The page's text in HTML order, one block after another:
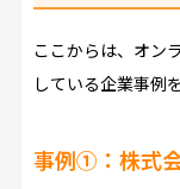
ここからは、オン
している企業事例
事例①： 株式